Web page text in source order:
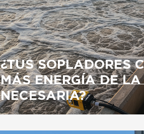
¿TUS SOPLADORES
MÁS ENERGÍA DE LA
NECESARIA?